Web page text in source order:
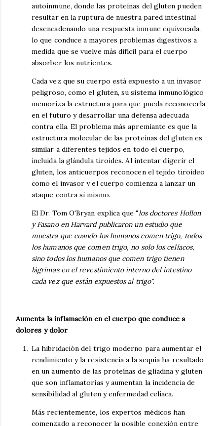
autoinmune, donde las proteínas del gluten pueden
resultar en la ruptura de nuestra pared intestinal
desencadenando una respuesta inmune equivocada,
lo que conduce a mayores problemas digestivos a
medida que se vuelve más difícil para el cuerpo
absorber los nutrientes.
Cada vez que su cuerpo está expuesto a un invasor
peligroso, como el gluten, su sistema inmunológico
memoriza la estructura para que pueda reconocerla
en el futuro y desarrollar una defensa adecuada
contra ella. El problema más apremiante es que la
estructura molecular de las proteínas del gluten es
similar a diferentes tejidos en todo el cuerpo,
incluida la glándula tiroides. Al intentar digerir el
gluten, los anticuerpos reconocen el tejido tiroideo
como el invasor y el cuerpo comienza a lanzar un
ataque contra sí mismo.
El Dr. Tom O'Bryan explica que "los doctores Hollon
y Fasano en Harvard publicaron un estudio que
muestra que cuando los humanos comen trigo, todos
los humanos que comen trigo, no solo los celíacos,
sino todos los humanos que comen trigo tienen
lágrimas en el revestimiento interno del intestino
cada vez que están expuestos al trigo".
Aumenta la inflamación en el cuerpo que conduce a
dolores y dolor
La hibridación del trigo moderno para aumentar el
rendimiento y la resistencia a la sequía ha resultado
en un aumento de las proteínas de gliadina y gluten
que son inflamatorias y aumentan la incidencia de
sensibilidad al gluten y enfermedad celíaca.
Más recientemente, los expertos médicos han
comenzado a reconocer la posible conexión entre